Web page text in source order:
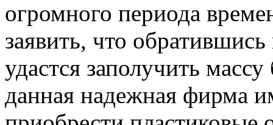
огромного периода
заявить, что
удастся заполучить
данная надежная фирма